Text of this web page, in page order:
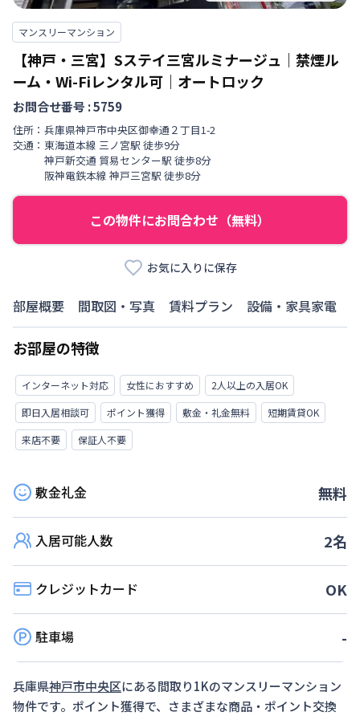
マンスリーマンション
【神戸・三宮】Sステイ三宮ルミナージュ｜禁煙ル
ーム・Wi-Fiレンタル可｜オートロック
お問合せ番号 :5759
住所： 兵庫県神戸市中央区御幸通 ２丁目1-2
交通： 東海道本線 三ノ宮駅 徒歩9分
神戸新交通 貿易センター駅 徒歩8分
阪神電鉄本線 神戸三宮駅 徒歩8分
この物件にお問合わせ（無料）
お気に入りに保存
部屋概要 間取図・写真 賃料プラン 設備・家具家電
お部屋の特徴
インターネット対応 女性におすすめ
2人以上の入居OK
即日入居相談可
ポイント獲得 敷金・礼金無料
短期賃貸OK
来店不要
保証人不要
敷金礼金 無料
入居可能人数 2名
クレジットカード OK
駐車場 -
兵庫県神戸市中央区にある間取り1Kのマンスリーマンション
物件です。ポイント獲得で、さまざまな商品・ポイント交換